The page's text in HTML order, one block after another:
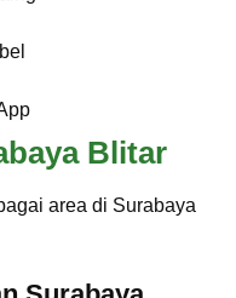
Blitar
area di Surabaya